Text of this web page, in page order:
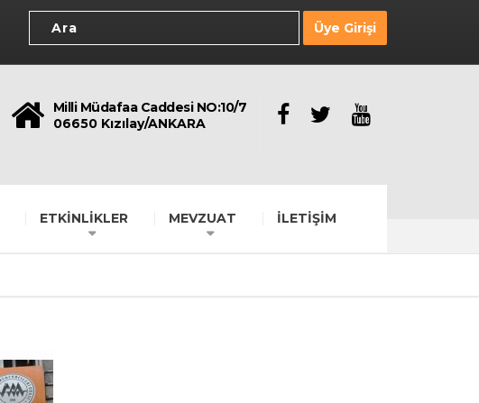
Üye Girişi
Milli Müdafaa Caddesi NO:10/7
06650 Kızılay/ANKARA
ETKİNLİKLER MEVZUAT İLETİŞİM